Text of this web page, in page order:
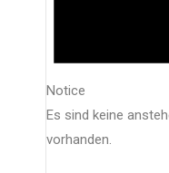
Notice
Es sind keine
vorhanden.